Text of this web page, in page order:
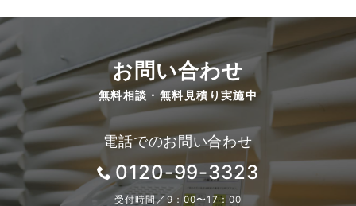
お問い合わせ
無料相談・無料見積り実施中
電話でのお問い合わせ
0120-99-3323
受付時間／9：00〜17：00